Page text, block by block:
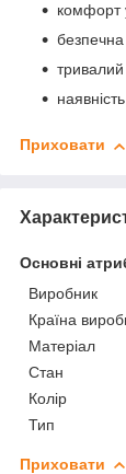
комфорт
безпечна
Приховати
Основні
Виробник
Країна
Матеріал
Стан
Колір
Тип
Приховати